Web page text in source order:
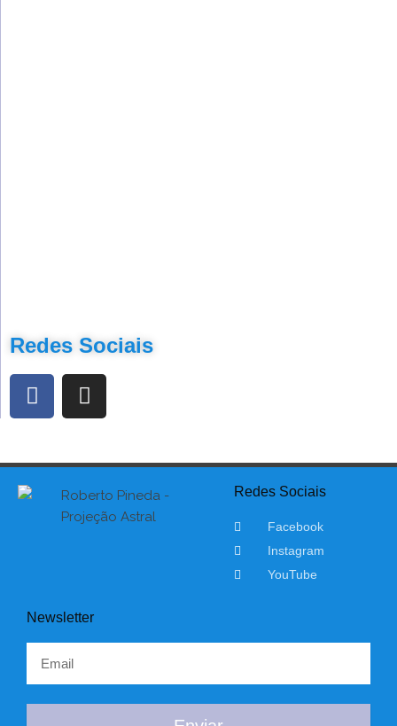
Redes Sociais
Redes Sociais
Facebook
Instagram
YouTube
Newsletter